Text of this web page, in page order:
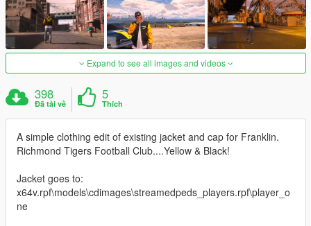
Expand to see all images and videos
398
Đã tải về
5
Thích
A simple clothing edit of existing jacket and cap for Franklin.
Richmond Tigers Football Club....Yellow & Black!
Jacket goes to:
x64v.rpf\models\cdimages\streamedpeds_players.rpf\player_o
ne